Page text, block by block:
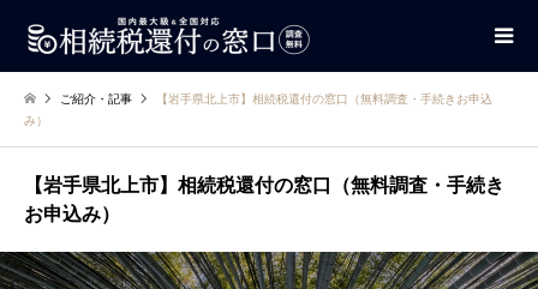
ご紹介・記事
【岩手県北上市】相続税還付の窓口（無料調査・手続きお申込
み）
【岩手県北上市】相続税還付の窓口（無料調査・手続き
お申込み）